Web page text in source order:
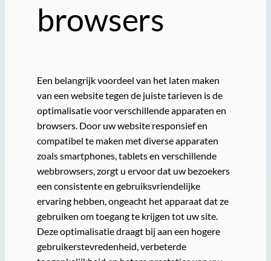
browsers
Een belangrijk voordeel van het laten maken
van een website tegen de juiste tarieven is de
optimalisatie voor verschillende apparaten en
browsers. Door uw website responsief en
compatibel te maken met diverse apparaten
zoals smartphones, tablets en verschillende
webbrowsers, zorgt u ervoor dat uw bezoekers
een consistente en gebruiksvriendelijke
ervaring hebben, ongeacht het apparaat dat ze
gebruiken om toegang te krijgen tot uw site.
Deze optimalisatie draagt bij aan een hogere
gebruikerstevredenheid, verbeterde